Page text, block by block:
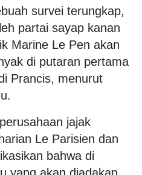
survei terungkap,
partai sayap kanan
Marine Le Pen akan
di putaran pertama
Prancis, menurut
jajak
Le Parisien dan
bahwa di